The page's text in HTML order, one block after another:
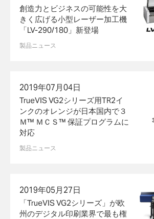
創造力とビジネスの可能性を大
きく広げる小型レーザー加工機
「LV-290/180」新登場
製品ニュース
2019年07月04日
TrueVIS VG2シリーズ用TR2イ
ンクのオレンジが日本国内で３
Ｍ™ ＭＣＳ™ 保証プログラムに
対応
製品ニュース
2019年05月27日
「TrueVIS VG2シリーズ」が欧
州のデジタル印刷業界で最も権